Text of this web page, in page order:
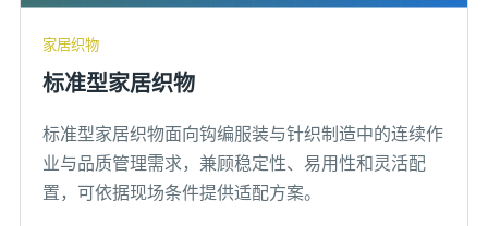
家居织物
标准型家居织物
标准型家居织物面向钩编服装与针织制造中的连续作
业与品质管理需求，兼顾稳定性、易用性和灵活配
置，可依据现场条件提供适配方案。